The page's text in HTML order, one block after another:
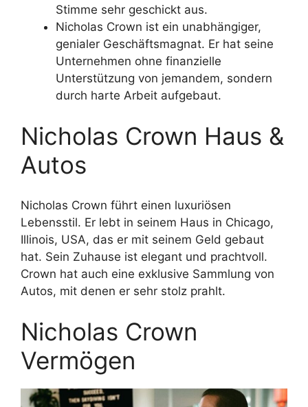
Stimme sehr geschickt aus.
Nicholas Crown ist ein unabhängiger,
genialer Geschäftsmagnat. Er hat seine
Unternehmen ohne finanzielle
Unterstützung von jemandem, sondern
durch harte Arbeit aufgebaut.
Nicholas Crown Haus &
Autos
Nicholas Crown führt einen luxuriösen
Lebensstil. Er lebt in seinem Haus in Chicago,
Illinois, USA, das er mit seinem Geld gebaut
hat. Sein Zuhause ist elegant und prachtvoll.
Crown hat auch eine exklusive Sammlung von
Autos, mit denen er sehr stolz prahlt.
Nicholas Crown
Vermögen